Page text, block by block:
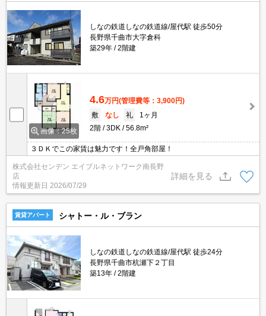
しなの鉄道しなの鉄道線/屋代駅 徒歩50分
長野県千曲市大字倉科
築29年
2階建
画像：25枚
4.6万円(管理費等：3,900円)
敷
なし 礼
1ヶ月
2階
3DK 56.8m²
３ＤＫでこの家賃は魅力です！全戸角部屋！
株式会社センデン エイブルネットワーク南長野
店
情報更新日 2026/07/29
詳細を見る
賃貸アパート シャトー・ル・ブラン
しなの鉄道しなの鉄道線/屋代駅 徒歩24分
長野県千曲市杭瀬下２丁目
築13年
2階建